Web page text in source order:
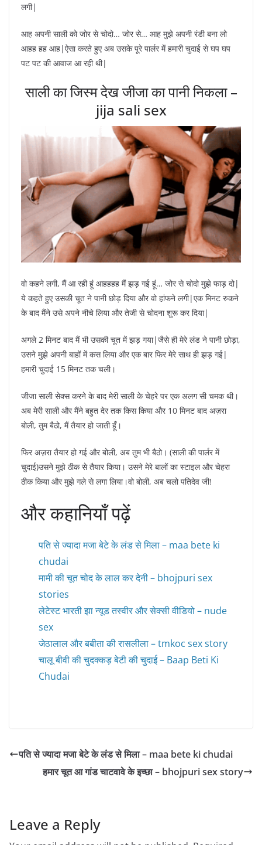
लगी|
आह अपनी साली को जोर से चोदो… जोर से… आह मुझे अपनी रंडी बना लो
आहह हह आह|ऐसा करते हुए अब उसके पूरे पार्लर में हमारी चुदाई से घप घप
पट पट की आवाज आ रही थी|
साली का जिस्म देख जीजा का पानी निकला –
jija sali sex
वो कहने लगी, मैं आ रही हूं आहहहह मैं झड़ गई हूं… जोर से चोदो मुझे फाड़ दो|
ये कहते हुए उसकी चूत ने पानी छोड़ दिया और वो हांफने लगी|एक मिनट रुकने
के बाद मैंने उसे अपने नीचे लिया और तेजी से चोदना शुरू कर दिया|
अगले 2 मिनट बाद मैं भी उसकी चूत में झड़ गया|जैसे ही मेरे लंड ने पानी छोड़ा,
उसने मुझे अपनी बाहों में कस लिया और एक बार फिर मेरे साथ ही झड़ गई|
हमारी चुदाई 15 मिनट तक चली।
जीजा साली सेक्स करने के बाद मेरी साली के चेहरे पर एक अलग सी चमक थी।
अब मेरी साली और मैंने बहुत देर तक किस किया और 10 मिनट बाद अज़रा
बोली, तुम बैठो, मैं तैयार हो जाती हूँ।
फिर अज़रा तैयार हो गई और बोली, अब तुम भी बैठो। (साली की पार्लर में
चुदाई)उसने मुझे ठीक से तैयार किया। उसने मेरे बालों का स्टाइल और चेहरा
ठीक किया और मुझे गले से लगा लिया।वो बोली, अब चलो पतिदेव जी!
और कहानियाँ पढ़ें
पति से ज्यादा मजा बेटे के लंड से मिला – maa bete ki
chudai
मामी की चूत चोद के लाल कर देनी – bhojpuri sex
stories
लेटेस्ट भारती झा न्यूड तस्वीर और सेक्सी वीडियो – nude
sex
जेठालाल और बबीता की रासलीला – tmkoc sex story
चालू बीवी की चुदक्कड़ बेटी की चुदाई – Baap Beti Ki
Chudai
पति से ज्यादा मजा बेटे के लंड से मिला – maa bete ki chudai
हमार चूत आ गांड चाटवावे के इच्छा – bhojpuri sex story
Leave a Reply